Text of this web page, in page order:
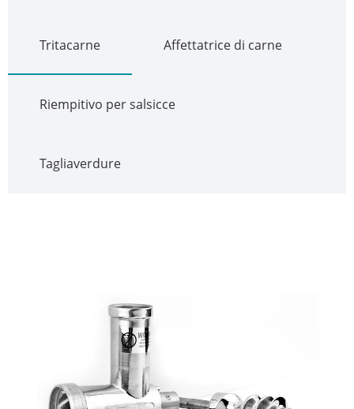
Tritacarne Affettatrice di carne
Riempitivo per salsicce
Tagliaverdure